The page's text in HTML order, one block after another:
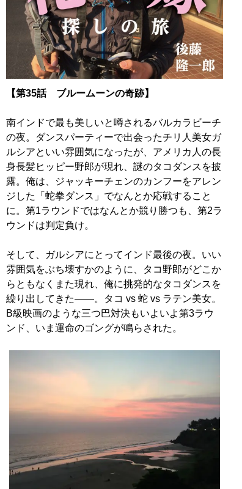
【第35話 ブルームーンの奇跡】
南インドで最も美しいと噂されるバルカラビーチ
の夜。ダンスパーティーで出会ったチリ人美女ガ
ルシアといい雰囲気になったが、アメリカ人の長
身長髪ヒッピー野郎が現れ、謎のタコダンスを披
露。俺は、ジャッキーチェンのカンフーをアレン
ジした「蛇拳ダンス」でなんとか応戦すること
に。第1ラウンドではなんとか競り勝つも、第2ラ
ウンドは判定負け。
そして、ガルシアにとってインド最後の夜。いい
雰囲気をぶち壊すかのように、タコ野郎がどこか
らともなくまた現れ、俺に挑発的なタコダンスを
繰り出してきた――。タコ vs 蛇 vs ラテン美女。
B級映画のような三つ巴対決もいよいよ第3ラウ
ンド、いま運命のゴングが鳴らされた。